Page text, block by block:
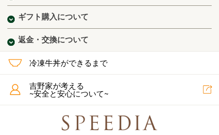
ギフト購入について
返金・交換について
冷凍牛丼ができるまで
吉野家が考える
~安全と安心について~